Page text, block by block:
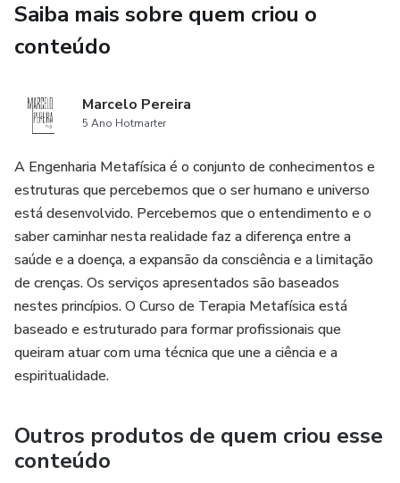
Saiba mais sobre quem criou o
conteúdo
Marcelo Pereira
5 Ano Hotmarter
A Engenharia Metafísica é o conjunto de conhecimentos e
estruturas que percebemos que o ser humano e universo
está desenvolvido. Percebemos que o entendimento e o
saber caminhar nesta realidade faz a diferença entre a
saúde e a doença, a expansão da consciência e a limitação
de crenças. Os serviços apresentados são baseados
nestes princípios. O Curso de Terapia Metafísica está
baseado e estruturado para formar profissionais que
queiram atuar com uma técnica que une a ciência e a
espiritualidade.
Outros produtos de quem criou esse
conteúdo